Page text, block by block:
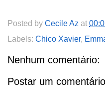
Posted by Cecile Az at
Labels: Chico Xavier,
Nenhum comentário:
Postar um comentário